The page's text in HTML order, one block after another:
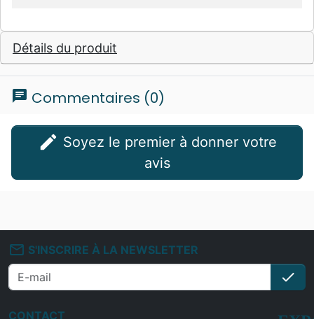
Détails du produit
chat Commentaires (0)
edit
avis
mail_outline S'INSCRIRE À LA NEWSLETTER
check
CONTACT